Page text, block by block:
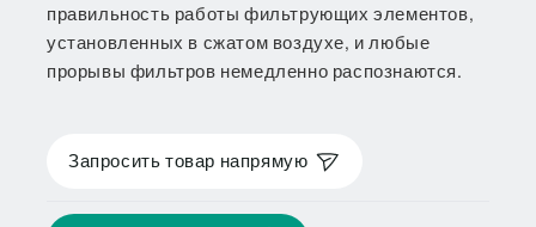
правильность работы фильтрующих элементов,
установленных в сжатом воздухе, и любые
прорывы фильтров немедленно распознаются.
Запросить товар напрямую